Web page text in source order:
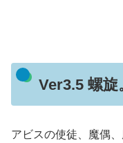
Ver3.5 螺
アビスの使徒、魔偶